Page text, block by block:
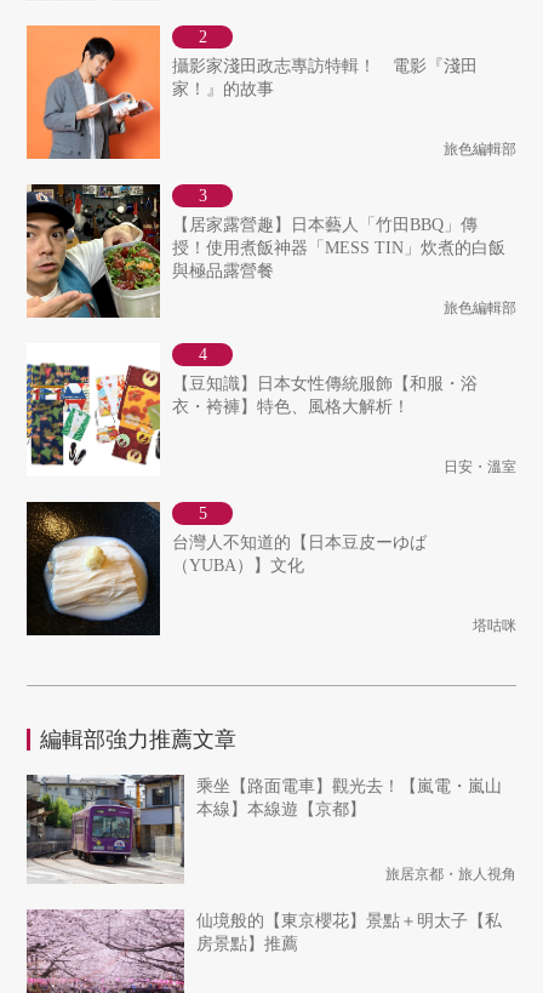
攝影家淺田政志專訪特輯！ 電影『淺田
家！』的故事
旅色編輯部
【居家露營趣】日本藝人「竹田BBQ」傳
授！使用煮飯神器「MESS TIN」炊煮的白飯
與極品露營餐
旅色編輯部
【豆知識】日本女性傳統服飾【和服・浴
衣・袴褲】特色、風格大解析！
日安・溫室
台灣人不知道的【日本豆皮ーゆば
（YUBA）】文化
塔咕咪
編輯部強力推薦文章
乘坐【路面電車】觀光去！【嵐電・嵐山
本線】本線遊【京都】
旅居京都・旅人視角
仙境般的【東京櫻花】景點＋明太子【私
房景點】推薦